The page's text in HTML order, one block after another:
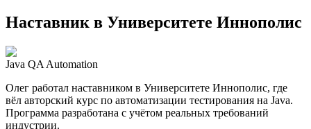
Наставник в Университете Иннополис
Java QA Automation
Олег работал наставником в Университете Иннополис, где
вёл авторский курс по автоматизации тестирования на Java.
Программа разработана с учётом реальных требований
индустрии.